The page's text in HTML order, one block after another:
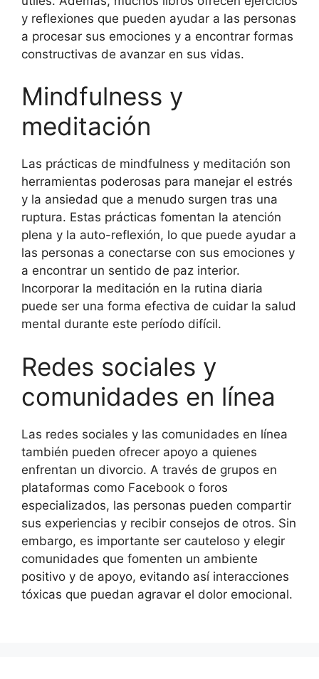
y reflexiones que pueden ayudar a las personas
a procesar sus emociones y a encontrar formas
constructivas de avanzar en sus vidas.
Mindfulness y
meditación
Las prácticas de mindfulness y meditación son
herramientas poderosas para manejar el estrés
y la ansiedad que a menudo surgen tras una
ruptura. Estas prácticas fomentan la atención
plena y la auto-reflexión, lo que puede ayudar a
las personas a conectarse con sus emociones y
a encontrar un sentido de paz interior.
Incorporar la meditación en la rutina diaria
puede ser una forma efectiva de cuidar la salud
mental durante este período difícil.
Redes sociales y
comunidades en línea
Las redes sociales y las comunidades en línea
también pueden ofrecer apoyo a quienes
enfrentan un divorcio. A través de grupos en
plataformas como Facebook o foros
especializados, las personas pueden compartir
sus experiencias y recibir consejos de otros. Sin
embargo, es importante ser cauteloso y elegir
comunidades que fomenten un ambiente
positivo y de apoyo, evitando así interacciones
tóxicas que puedan agravar el dolor emocional.